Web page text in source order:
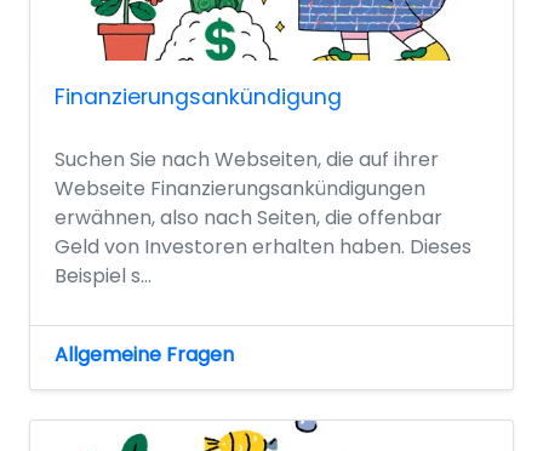
Finanzierungsankündigung
Suchen Sie nach Webseiten, die auf ihrer
Webseite Finanzierungsankündigungen
erwähnen, also nach Seiten, die offenbar
Geld von Investoren erhalten haben. Dieses
Beispiel s...
Allgemeine Fragen